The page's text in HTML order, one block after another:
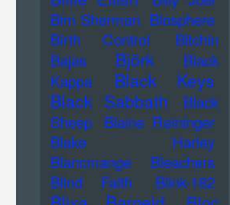
Bim Sherman Biosphere
Birth Control
Bitchin
Bajas
Björk
Black
Kappa
Black Keys
Black Sabbath
Black
Sheep
Blaine Reininger
Blake Harley
Blancmange
Bleachers
Blind Faith
Blink-182